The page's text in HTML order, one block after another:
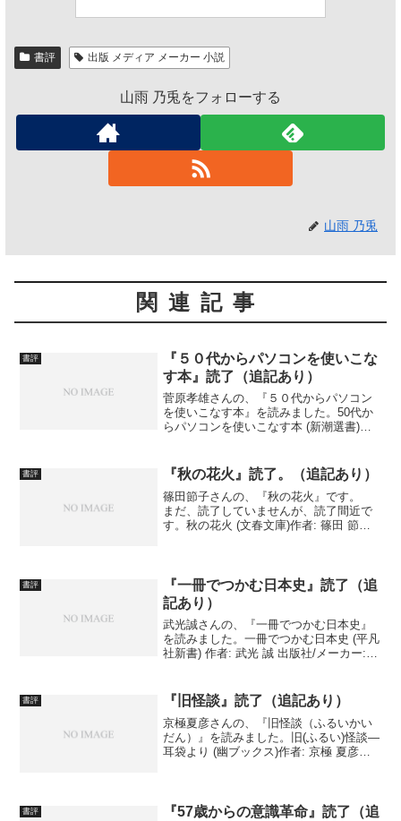
書評 出版 メディア メーカー 小説
山雨 乃兎をフォローする
山雨 乃兎
関連記事
書評
『５０代からパソコンを使いこな
す本』読了（追記あり）
菅原孝雄さんの、『５０代からパソコン
を使いこなす本』を読みました。50代か
らパソコンを使いこなす本 (新潮選書)作
は追記で挙げますので、ちょっと...
書評 『秋の花火』読了。（追記あり）
篠田節子さんの、『秋の花火』です。
まだ、読了していませんが、読了間近で
す。秋の花火 (文春文庫)作者: 篠田 節子
書評
『一冊でつかむ日本史』読了（追
記あり）
武光誠さんの、『一冊でつかむ日本史』
を読みました。一冊でつかむ日本史 (平凡
社新書) 作者: 武光 誠 出版社/メーカー:
さい。追記・感想日本史のお...
書評 『旧怪談』読了（追記あり）
京極夏彦さんの、『旧怪談（ふるいかい
だん）』を読みました。旧(ふるい)怪談―
耳袋より (幽ブックス)作者: 京極 夏彦出
書評
『57歳からの意識革命』読了（追